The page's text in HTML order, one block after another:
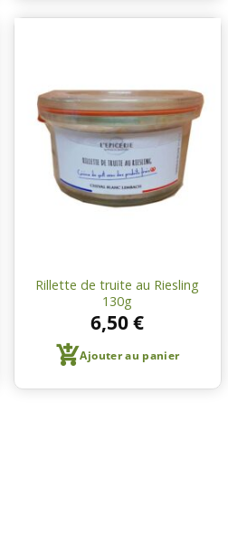
Ajouter
à une
liste de
courses
Rillette de truite au Riesling
130g
6,50€
Ajouter au panier